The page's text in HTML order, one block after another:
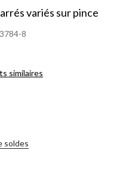
variés sur pince
8
similaires
soldes